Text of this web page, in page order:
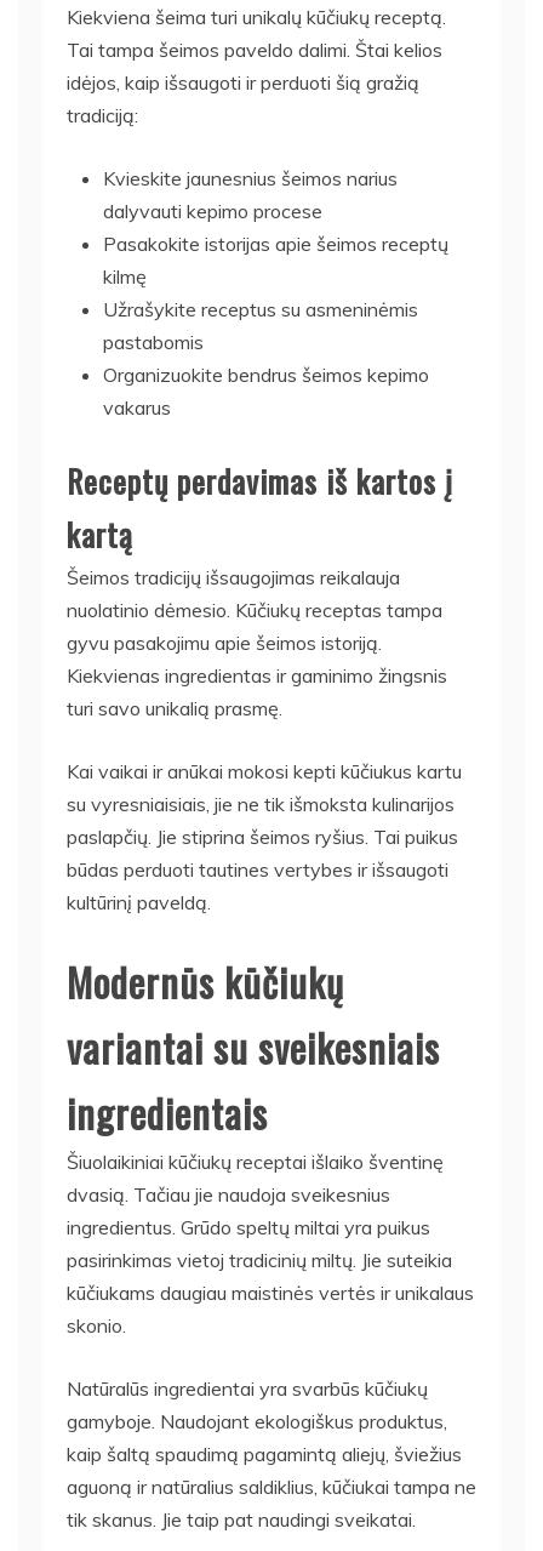
Kiekviena šeima turi unikalų kūčiukų receptą.
Tai tampa šeimos paveldo dalimi. Štai kelios
idėjos, kaip išsaugoti ir perduoti šią gražią
tradiciją:
Kvieskite jaunesnius šeimos narius
dalyvauti kepimo procese
Pasakokite istorijas apie šeimos receptų
kilmę
Užrašykite receptus su asmeninėmis
pastabomis
Organizuokite bendrus šeimos kepimo
vakarus
Receptų perdavimas iš kartos į
kartą
Šeimos tradicijų išsaugojimas reikalauja
nuolatinio dėmesio. Kūčiukų receptas tampa
gyvu pasakojimu apie šeimos istoriją.
Kiekvienas ingredientas ir gaminimo žingsnis
turi savo unikalią prasmę.
Kai vaikai ir anūkai mokosi kepti kūčiukus kartu
su vyresniaisiais, jie ne tik išmoksta kulinarijos
paslapčių. Jie stiprina šeimos ryšius. Tai puikus
būdas perduoti tautines vertybes ir išsaugoti
kultūrinį paveldą.
Modernūs kūčiukų
variantai su sveikesniais
ingredientais
Šiuolaikiniai kūčiukų receptai išlaiko šventinę
dvasią. Tačiau jie naudoja sveikesnius
ingredientus. Grūdo speltų miltai yra puikus
pasirinkimas vietoj tradicinių miltų. Jie suteikia
kūčiukams daugiau maistinės vertės ir unikalaus
skonio.
Natūralūs ingredientai yra svarbūs kūčiukų
gamyboje. Naudojant ekologiškus produktus,
kaip šaltą spaudimą pagamintą aliejų, šviežius
aguoną ir natūralius saldiklius, kūčiukai tampa ne
tik skanus. Jie taip pat naudingi sveikatai.